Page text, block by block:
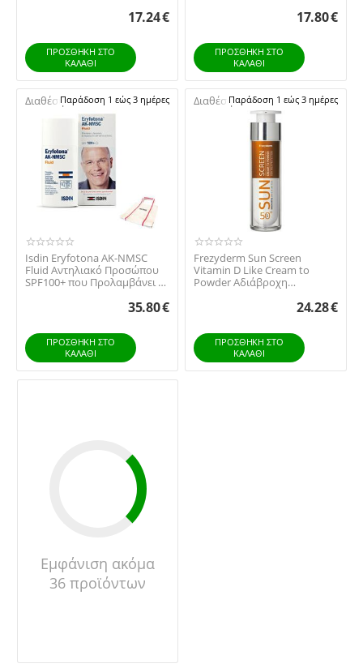
17.24€
ΠΡΟΣΘΉΚΗ ΣΤΟ
ΚΑΛΆΘΙ
17.80€
ΠΡΟΣΘΉΚΗ ΣΤΟ
ΚΑΛΆΘΙ
Διαθέσιμο:Παράδοση 1 εώς 3 ημέρες
Isdin Eryfotona AK-NMSC
Fluid Αντηλιακό Προσώπου
SPF100+ που Προλαμβάνει &
35.80€
ΠΡΟΣΘΉΚΗ ΣΤΟ
ΚΑΛΆΘΙ
Διαθέσιμο:Παράδοση 1 εώς 3 ημέρες
Frezyderm Sun Screen
Vitamin D Like Cream to
Powder Αδιάβροχη
24.28€
ΠΡΟΣΘΉΚΗ ΣΤΟ
ΚΑΛΆΘΙ
Εμφάνιση ακόμα
36 προϊόντων